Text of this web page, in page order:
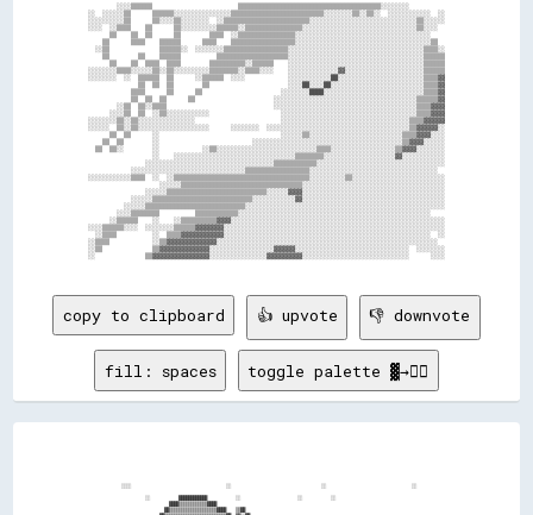
        ░░░░▒▒▒▒▒▒                        ▒▒▒▒▒▒▒▒▒▒▒▒▒▒▒▒▒▒▒▒▒▒▒▒▒▒▒▒▒▒▒▒▒▒▒▒▒▒▒▒░░░░░░░░
░░  ░░░░░░▒▒      ▒▒▒▒▒▒░░░░░░░░░░░░░░░░▒▒▒▒▒▒▒▒▒▒▒▒▒▒▒▒▒▒▒▒▒▒▒▒▒▒░░░░░░░░▒▒░░▒▒░░  ░░░░░░░░░░░░  ░░
░░░░░░░░░░▒▒      ▒▒░░░░▒▒░░░░░░░░  ░░▒▒▒▒▒▒▒▒▒▒▒▒▒▒▒▒▒▒▒▒▒▒▒▒░░░░░░░░░░░░░░░░░░░░░░░░░░░░░░▒▒░░░░░░
░░░░  ░░▒▒▒▒    ▒▒      ▒▒░░░░░░░░░░▒▒▒▒▒▒░░▒▒▒▒▒▒▒▒▒▒▒▒▒▒▒▒░░░░░░░░░░░░░░░░░░░░░░░░░░░░░░░░▒▒░░░░
      ▒▒    ▒▒  ▒▒      ▒▒        ▒▒▒▒  ░░▒▒▒▒▒▒▒▒▒▒▒▒▒▒▒▒░░░░░░░░░░░░░░░░░░░░░░░░░░░░░░░░░░░░░░
    ▒▒      ▒▒▒▒    ▒▒▒▒▒▒      ▒▒▒▒    ▒▒▒▒▒▒▒▒▒▒▒▒▒▒▒▒▒▒░░░░░░░░░░░░░░░░░░░░░░░░░░░░░░░░░░░░░░▒▒
  ░░▒▒              ▒▒▒▒▒▒░░  ░░░░░░░░▒▒▒▒▒▒▒▒▒▒▒▒▒▒▒▒▒▒░░░░░░░░░░░░░░░░░░░░░░░░░░░░░░░░░░░░░░▒▒▒▒░░
    ▒▒        ▒▒    ▒▒▒▒▒▒          ▒▒▒▒▒▒▒▒▒▒▒▒▒▒▒▒▒▒▒▒░░░░░░░░░░░░░░░░░░░░░░░░░░░░░░░░░░░░░░▒▒▒▒▒▒
      ▒▒    ▒▒  ▒▒▒▒  ▒▒▒▒        ▒▒▒▒▒▒▒▒▒▒░░▒▒▒▒▒▒    ░░░░░░░░░░░░░░░░░░░░░░░░░░░░░░░░░░░░░░▒▒▒▒▒▒
░░░░░░░░▒▒▒▒░░░░░░▒▒░░▒▒░░░░░░░░░░▒▒▒▒▒▒▒▒░░▒▒▒▒░░░░    ░░░░░░░░░░░░░░▓▓░░░░░░░░░░░░░░░░░░░░░░▒▒▒▒▒▒
░░░░░░░░  ░░  ▒▒▒▒▒▒  ▒▒      ░░▒▒▒▒▒▒  ░░░░            ░░░░░░░░░░░░██░░░░░░░░░░░░░░░░░░░░░░░░▒▒▒▒▓▓
              ▒▒  ▒▒  ▒▒        ▒▒                      ░░░░██░░░░██░░░░░░░░░░░░░░░░░░░░░░░░░░▒▒▒▒▓▓
            ▒▒▒▒      ▒▒      ▒▒                      ░░░░░░░░████░░░░░░░░░░░░░░░░░░░░░░░░░░░░▒▒▒▒▓▓
            ▒▒  ▒▒  ▒▒      ▒▒                      ░░░░░░░░░░░░░░░░░░░░░░░░░░░░░░░░░░░░░░░░▒▒▒▒▒▒▓▓
        ░░▒▒  ▒▒░░▒▒▒▒                              ░░░░░░░░░░░░░░░░░░░░░░░░░░░░░░░░░░░░░░░░▒▒▒▒▓▓▓▓
      ░░░░▒▒  ▒▒  ░░▒▒░░░░░░░░░░░░                    ░░░░░░░░░░░░░░░░░░░░░░░░░░░░░░░░░░░░░░▒▒▒▒▓▓▓▓
░░░░░░░░▒▒░░▒▒░░░░░░░░░░░░░░░░                        ░░░░░░░░░░░░░░░░░░░░░░░░░░░░░░░░░░░░▒▒▒▒▓▓▓▓▓▓
░░░░░░  ▒▒░░▒▒░░░░░░░░░░░░░░░░░░░░      ░░░░░░░░  ░░░░░░░░░░░░░░░░░░░░░░░░░░░░░░░░░░░░░░░░▒▒▓▓▓▓▓▓░░
      ▒▒  ▒▒      ░░                                  ░░░░░░▒▒░░░░░░░░░░░░░░░░░░░░░░░░░░▒▒▒▒▓▓▓▓░░░░
    ▒▒  ▒▒        ░░                          ░░░░░░░░░░░░░░░░░░░░░░░░░░░░░░░░░░░░░░░░░░▒▒▓▓▓▓░░░░░░
  ▒▒  ▒▒░░        ░░            ░░▒▒░░░░░░░░░░░░░░░░░░░░░░░░░░░░▒▒▒▒░░░░░░░░░░░░░░░░░░▒▒▓▓▓▓░░░░░░░░
                  ░░    ░░░░░░░░░░░░░░░░░░░░░░░░░░░░░░░░░░▒▒▒▒▒▒▒▒░░░░░░░░░░░░░░░░░░░░▓▓░░░░░░░░░░░░
                ░░░░░░░░░░░░░░░░░░░░░░░░░░░░░░░░░░░░▒▒▒▒▒▒▒▒▒▒▒▒░░░░░░░░░░░░░░░░░░░░░░░░░░░░░░░░░░░░
            ░░░░░░░░░░░░░░░░░░░░░░░░░░░░░░░░▒▒▒▒▒▒▒▒▒▒▒▒▒▒▒▒▒▒░░░░░░░░░░░░░░░░░░░░░░░░░░░░░░░░░░░░
░░░░░░░░░░░░▒▒▒▒  ░░  ░░▒▒▒▒▒▒▒▒▒▒▒▒▒▒▒▒▒▒▒▒▒▒▒▒▒▒▒▒▒▒▒▒▒▒▒▒▒▒░░░░░░░░░░▒▒░░░░░░░░░░░░░░░░░░░░░░░░░░
                    ░░░░░░▒▒▒▒▒▒▒▒▒▒▒▒▒▒▒▒▒▒▒▒▒▒▒▒▒▒▒▒▒▒▒▒▒▒░░░░░░░░░░░░░░░░░░░░░░░░░░░░░░░░░░░░░░░░
                ░░░░░░▒▒▒▒▒▒▒▒▒▒▒▒▒▒▒▒▒▒▒▒▒▒▒▒▒▒▒▒░░░░░░▓▓▓▓░░░░░░░░░░░░░░░░░░░░░░░░░░░░░░░░░░░░░░░░
            ░░░░░░▒▒▒▒▒▒▒▒▒▒▒▒▒▒▒▒▒▒▒▒▒▒▒▒▒▒▒▒░░░░░░░░░░░░▓▓░░░░░░░░░░░░░░░░░░░░░░░░░░░░░░░░░░░░░░░░
          ░░░░░░▒▒▒▒▒▒▒▒▒▒▒▒▒▒▒▒▒▒▒▒▒▒▒▒▒▒▒▒░░░░░░░░░░░░░░░░░░░░░░░░░░░░░░░░░░░░░░░░░░░░░░░░░░░░░░░░
        ░░░░▒▒▒▒▒▒▒▒          ▒▒▒▒▒▒▒▒▒▒▒▒░░░░░░░░░░░░░░░░░░░░░░░░░░░░░░░░░░░░░░░░░░░░░░░░░░░░░░
      ░░▒▒▒▒▒▒    ░░    ░░▒▒▒▒▒▒▒▒▒▒▓▓▓▓░░░░░░░░░░░░░░░░░░░░░░░░░░░░░░░░░░░░░░░░░░░░░░░░░░░░░░░░░░░░
░░░░▒▒▒▒▒▒░░░░  ░░░░░░░░▒▒▒▒▒▒▓▓▓▓▓▓▓▓░░░░░░░░░░░░░░░░░░░░░░░░░░░░░░░░░░░░░░░░░░░░░░░░░░░░░░░░░░░░░░
  ░░▒▒▒▒          ░░  ▒▒▒▒▓▓▓▓▓▓▓▓▓▓▓▓░░░░░░░░░░░░░░░░░░░░░░░░░░░░░░░░░░░░░░░░░░░░░░░░░░░░░░░░░░  ░░
░░▒▒▒▒            ░░▒▒▓▓▓▓▓▓▓▓▓▓▓▓▓▓░░░░░░░░░░░░░░░░░░░░░░░░░░░░░░░░░░░░░░░░░░░░░░░░░░░░░░░░░░░░░░
░░▒▒              ▒▒▓▓▓▓▓▓▓▓▓▓▓▓▓▓░░░░░░░░░░░░░░░░░░▓▓▓▓▓▓░░░░░░░░░░░░░░░░░░░░░░░░░░░░░░░░  ░░░░░░░░
░░              ▒▒▓▓▓▓▓▓▓▓▓▓▓▓▓▓▓▓░░░░░░░░░░░░░░░░▓▓▓▓▓▓▓▓▓▓░░░░░░░░░░░░░░░░░░░░░░░░░░░░░░      ░░░░
copy to clipboard 👍 upvote 👎 downvote
fill: spaces toggle palette ▓→✊🏽
            ░░            ████████████            ░░                        ░░            ░░
                      ████▒▒▒▒▒▒▒▒▒▒▒▒████
                    ██▒▒▒▒▒▒▒▒▒▒▒▒▒▒▒▒▒▒▒▒████    ▒▒██